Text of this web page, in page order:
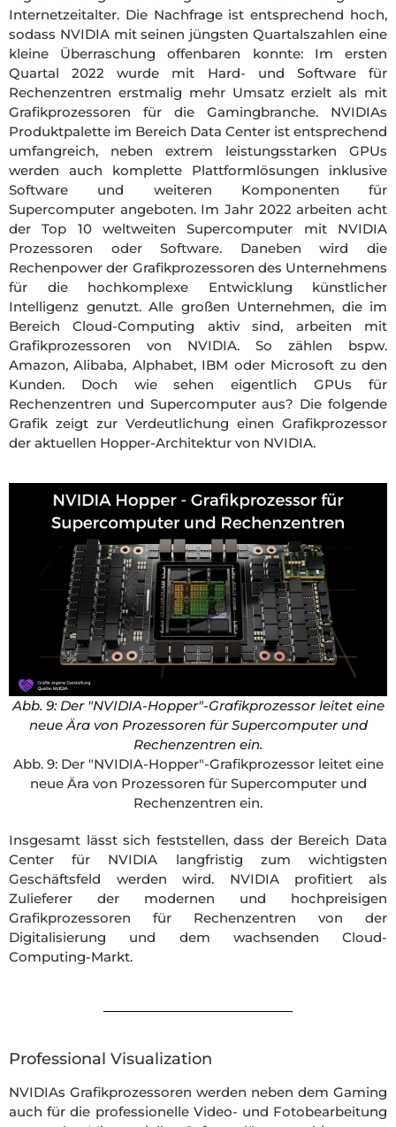
Internetzeitalter. Die Nachfrage ist entsprechend hoch,
sodass NVIDIA mit seinen jüngsten Quartalszahlen eine
kleine Überraschung offenbaren konnte: Im ersten
Quartal 2022 wurde mit Hard- und Software für
Rechenzentren erstmalig mehr Umsatz erzielt als mit
Grafikprozessoren für die Gamingbranche. NVIDIAs
Produktpalette im Bereich Data Center ist entsprechend
umfangreich, neben extrem leistungsstarken GPUs
werden auch komplette Plattformlösungen inklusive
Software und weiteren Komponenten für
Supercomputer angeboten. Im Jahr 2022 arbeiten acht
der Top 10 weltweiten Supercomputer mit NVIDIA
Prozessoren oder Software. Daneben wird die
Rechenpower der Grafikprozessoren des Unternehmens
für die hochkomplexe Entwicklung künstlicher
Intelligenz genutzt. Alle großen Unternehmen, die im
Bereich Cloud-Computing aktiv sind, arbeiten mit
Grafikprozessoren von NVIDIA. So zählen bspw.
Amazon, Alibaba, Alphabet, IBM oder Microsoft zu den
Kunden. Doch wie sehen eigentlich GPUs für
Rechenzentren und Supercomputer aus? Die folgende
Grafik zeigt zur Verdeutlichung einen Grafikprozessor
der aktuellen Hopper-Architektur von NVIDIA.
Abb. 9: Der "NVIDIA-Hopper"-Grafikprozessor leitet eine
neue Ära von Prozessoren für Supercomputer und
Rechenzentren ein.
Abb. 9: Der "NVIDIA-Hopper"-Grafikprozessor leitet eine
neue Ära von Prozessoren für Supercomputer und
Rechenzentren ein.
Insgesamt lässt sich feststellen, dass der Bereich Data
Center für NVIDIA langfristig zum wichtigsten
Geschäftsfeld werden wird. NVIDIA profitiert als
Zulieferer der modernen und hochpreisigen
Grafikprozessoren für Rechenzentren von der
Digitalisierung und dem wachsenden Cloud-
Computing-Markt.
Professional Visualization
NVIDIAs Grafikprozessoren werden neben dem Gaming
auch für die professionelle Video- und Fotobearbeitung